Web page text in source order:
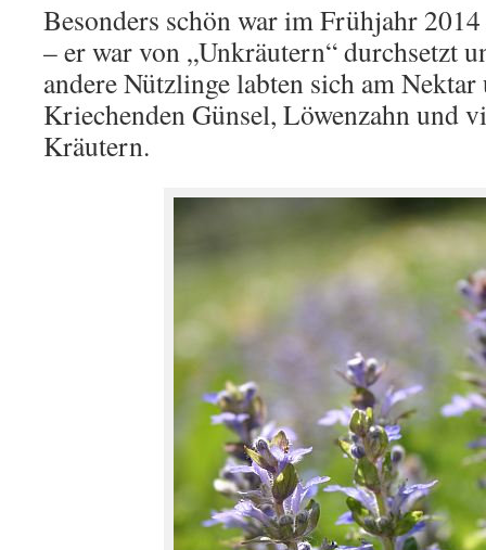
Besonders schön war im Frühjahr
– er war von „Unkräutern“ durchsetzt
andere Nützlinge labten sich am
Kriechenden Günsel, Löwenzahn und
Kräutern.